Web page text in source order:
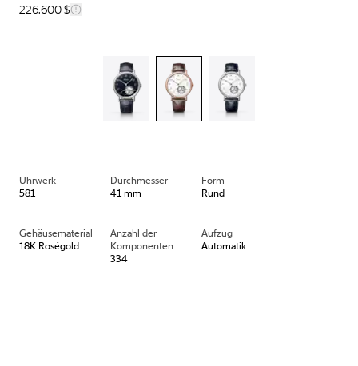
226.600 $
Uhrwerk
581
Durchmesser
41 mm
Form
Rund
Gehäusematerial
18K Roségold
Anzahl der
Komponenten
334
Aufzug
Automatik